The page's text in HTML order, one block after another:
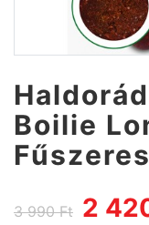
Boilie
3 990 Ft 2